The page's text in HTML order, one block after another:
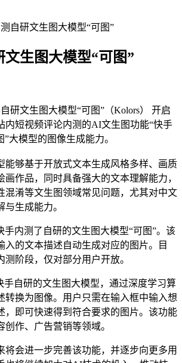
自研文生图大模型“可图”
生图大模型“可图”
研文生图大模型“可图”（Kolors） 开启
内短视频评论内测的AI文生图功能“快手
大模型的图像生成能力。​
能够基于开放式文本生成风格多样、画质
画作品，同时具备强大的文本理解能力，
混淆等文生图领域常见问题，尤其对中文
生成能力。
手内测了自研的文生图大模型“可图”。该
入的文本描述自动生成对应的图片。目
阶段，仅对部分用户开放。
手自研的文生图大模型，通过深度学习算
转换为图像。用户只需在输入框中输入想
，即可快速得到符合要求的图片。该功能
作、广告营销等领域。
将会进一步完善该功能，并逐步向更多用